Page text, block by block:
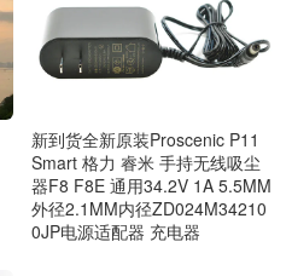
新到货全新原装Proscenic P11
Smart 格力 睿米 手持无线吸尘
器F8 F8E 通用34.2V 1A 5.5MM
外径2.1MM内径ZD024M34210
0JP电源适配器 充电器